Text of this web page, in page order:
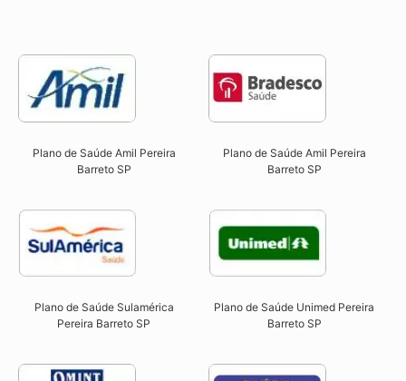
Plano de Saúde Amil Pereira
Barreto SP
Plano de Saúde Amil Pereira
Barreto SP
Plano de Saúde Sulamérica
Pereira Barreto SP
Plano de Saúde Unimed Pereira
Barreto SP